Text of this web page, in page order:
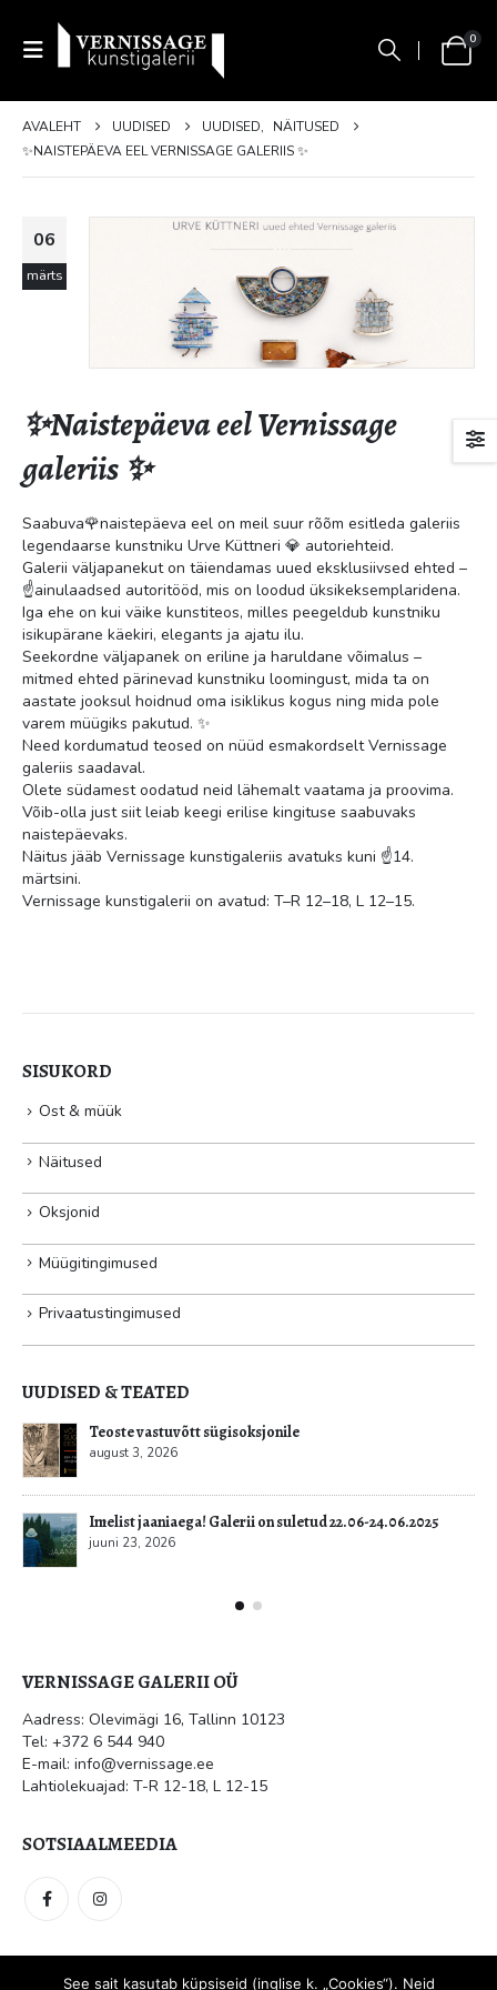
0
AVALEHT UUDISED UUDISED,
NÄITUSED
✨NAISTEPÄEVA EEL VERNISSAGE GALERIIS ✨
06
märts
✨Naistepäeva eel Vernissage
galeriis ✨
Saabuva🌹naistepäeva eel on meil suur rõõm esitleda galeriis
legendaarse kunstniku Urve Küttneri 💎 autoriehteid.
Galerii väljapanekut on täiendamas uued eksklusiivsed ehted –
☝️ainulaadsed autoritööd, mis on loodud üksikeksemplaridena.
Iga ehe on kui väike kunstiteos, milles peegeldub kunstniku
isikupärane käekiri, elegants ja ajatu ilu.
Seekordne väljapanek on eriline ja haruldane võimalus –
mitmed ehted pärinevad kunstniku loomingust, mida ta on
aastate jooksul hoidnud oma isiklikus kogus ning mida pole
varem müügiks pakutud. ✨
Need kordumatud teosed on nüüd esmakordselt Vernissage
galeriis saadaval.
Olete südamest oodatud neid lähemalt vaatama ja proovima.
Võib-olla just siit leiab keegi erilise kingituse saabuvaks
naistepäevaks.
Näitus jääb Vernissage kunstigaleriis avatuks kuni ☝️14.
märtsini.
Vernissage kunstigalerii on avatud: T–R 12–18, L 12–15.
SISUKORD
Ost & müük
Näitused
Oksjonid
Müügitingimused
Privaatustingimused
UUDISED & TEATED
Teoste vastuvõtt sügisoksjonile
august 3, 2026
Imelist jaaniaega! Galerii on suletud 22.06-24.06.2025
juuni 23, 2026
VERNISSAGE GALERII OÜ
Aadress: Olevimägi 16, Tallinn 10123
Tel: +372 6 544 940
E-mail: info@vernissage.ee
Lahtiolekuajad: T-R 12-18, L 12-15
SOTSIAALMEEDIA
See sait kasutab küpsiseid (inglise k. „Cookies“). Neid